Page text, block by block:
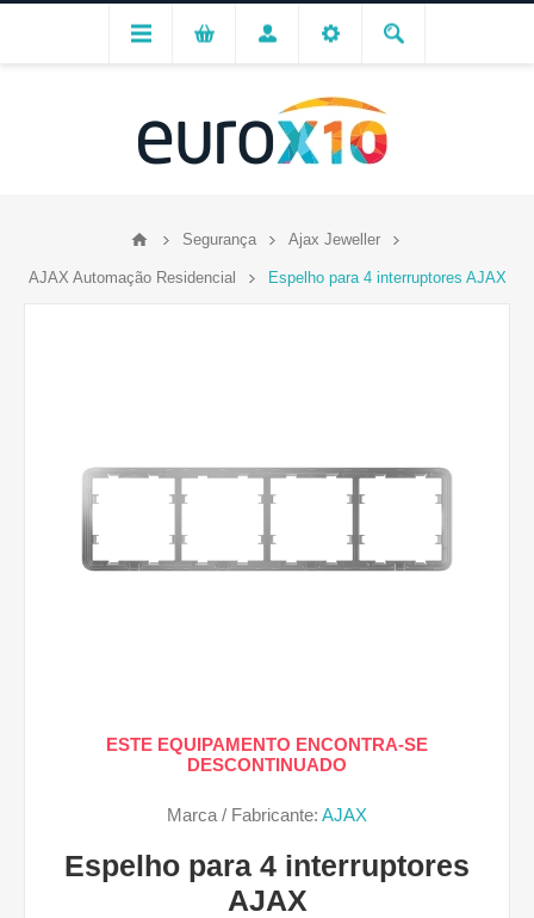
Segurança Ajax Jeweller
AJAX Automação Residencial Espelho para 4 interruptores AJAX
ESTE EQUIPAMENTO ENCONTRA-SE
DESCONTINUADO
Marca / Fabricante: AJAX
Espelho para 4 interruptores
AJAX